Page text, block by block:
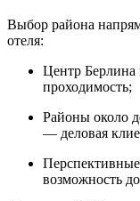
Выбор района
отеля:
Центр Берлина
проходимость;
Районы около
— деловая
возможность